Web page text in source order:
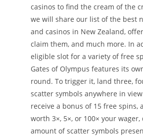
casinos to find the cream of the
we will share our list of the best
and casinos in New Zealand,
claim them, and much more. In
eligible slot for a variety of free
Gates of Olympus features its
round. To trigger it, land three,
scatter symbols anywhere in
receive a bonus of 15 free spins,
worth 3×, 5×, or 100× your
amount of scatter symbols